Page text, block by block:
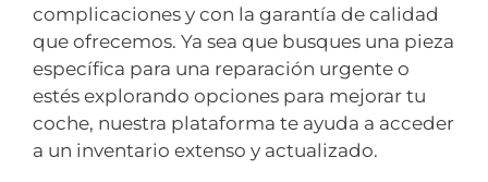
complicaciones y con la garantía de calidad
que ofrecemos. Ya sea que busques una pieza
específica para una reparación urgente o
estés explorando opciones para mejorar tu
coche, nuestra plataforma te ayuda a acceder
a un inventario extenso y actualizado.